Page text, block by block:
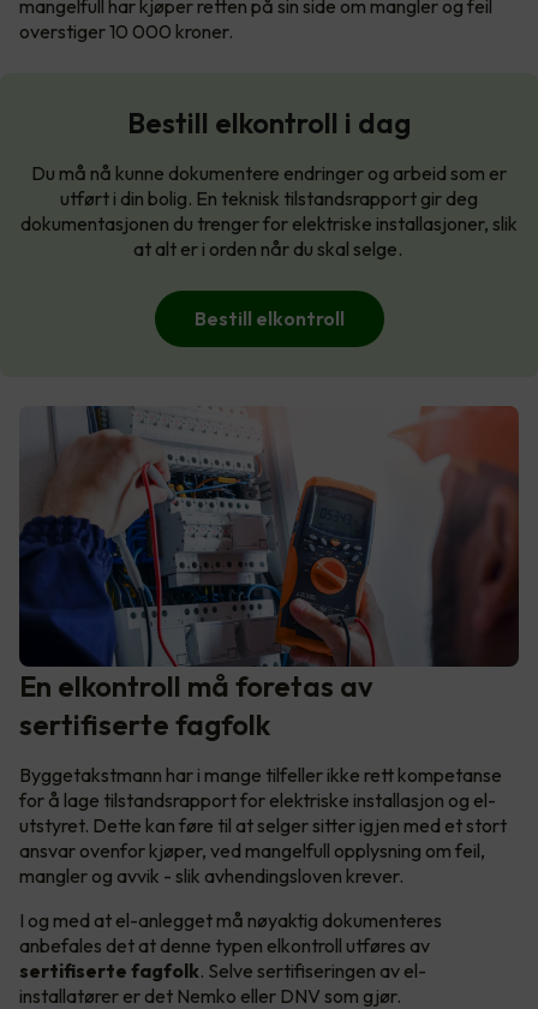
mangelfull har kjøper retten på sin side om mangler og feil
overstiger 10 000 kroner.
Bestill elkontroll i dag
Du må nå kunne dokumentere endringer og arbeid som er
utført i din bolig. En teknisk tilstandsrapport gir deg
dokumentasjonen du trenger for elektriske installasjoner, slik
at alt er i orden når du skal selge.
Bestill elkontroll
En elkontroll må foretas av
sertifiserte fagfolk
Byggetakstmann har i mange tilfeller ikke rett kompetanse
for å lage tilstandsrapport for elektriske installasjon og el-
utstyret. Dette kan føre til at selger sitter igjen med et stort
ansvar ovenfor kjøper, ved mangelfull opplysning om feil,
mangler og avvik - slik avhendingsloven krever.
I og med at el-anlegget må nøyaktig dokumenteres
anbefales det at denne typen elkontroll utføres av
sertifiserte fagfolk. Selve sertifiseringen av el-
installatører er det Nemko eller DNV som gjør.